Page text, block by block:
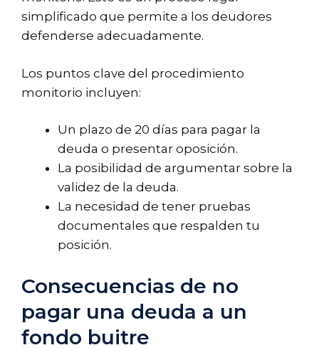
simplificado que permite a los deudores
defenderse adecuadamente.
Los puntos clave del procedimiento
monitorio incluyen:
Un plazo de 20 días para pagar la
deuda o presentar oposición.
La posibilidad de argumentar sobre la
validez de la deuda.
La necesidad de tener pruebas
documentales que respalden tu
posición.
Consecuencias de no
pagar una deuda a un
fondo buitre